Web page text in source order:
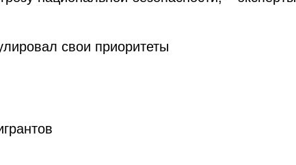
свои приоритеты